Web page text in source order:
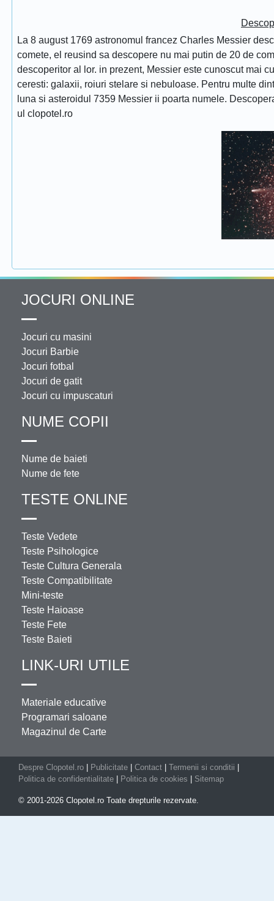
La 8 august 1769 astronomul francez Charles Messier
comete, el reusind sa descopere nu mai putin de 20 de
descoperitor al lor. in prezent, Messier este cunoscut mai
ceresti: galaxii, roiuri stelare si nebuloase. Pentru multe
luna si asteroidul 7359 Messier ii poarta numele.
ul clopotel.ro
JOCURI ONLINE
Jocuri cu masini
Jocuri Barbie
Jocuri fotbal
Jocuri de gatit
Jocuri cu impuscaturi
NUME COPII
Nume de baieti
Nume de fete
TESTE ONLINE
Teste Vedete
Teste Psihologice
Teste Cultura Generala
Teste Compatibilitate
Mini-teste
Teste Haioase
Teste Fete
Teste Baieti
LINK-URI UTILE
Materiale educative
Programari saloane
Magazinul de Carte
Despre Clopotel.ro Publicitate Contact Termenii si conditii
Politica de confidentialitate
Politica de cookies Sitemap
© 2001-2026 Clopotel.ro Toate drepturile rezervate.